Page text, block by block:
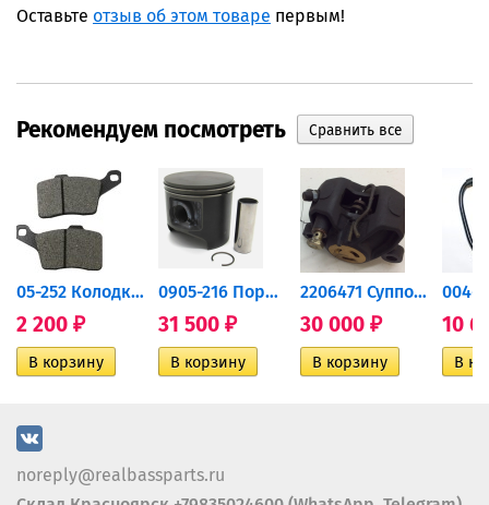
Оставьте отзыв об этом товаре первым!
Рекомендуем посмотреть
05-252 Колодки тормозные...
2 200 ₽
0905-216 Поршень Arctic Cat...
31 500 ₽
2206471 Суппорт тормозной...
30 000 ₽ 10
noreply@realbassparts.ru